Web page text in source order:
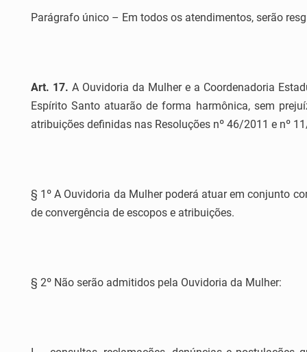
Parágrafo único – Em todos os atendimentos, serão
Art. 17. A Ouvidoria da Mulher e a Coordenadoria
Espírito Santo atuarão de forma harmônica, sem
atribuições definidas nas Resoluções nº 46/2011 e nº
§ 1º A Ouvidoria da Mulher poderá atuar em conjunto
de convergência de escopos e atribuições.
§ 2º Não serão admitidos pela Ouvidoria da Mulher: